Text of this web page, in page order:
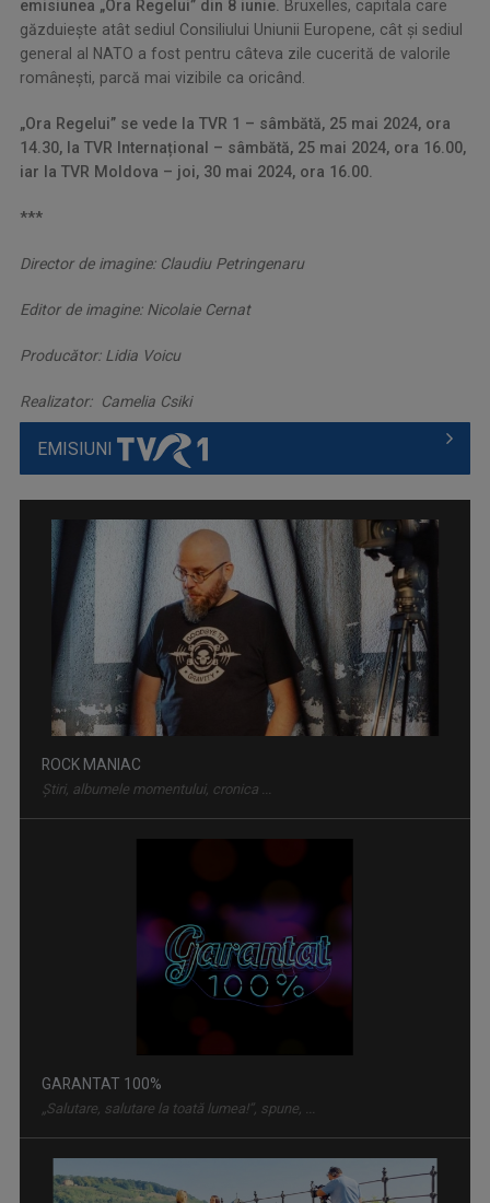
emisiunea „Ora Regelui” din 8 iunie.
Bruxelles, capitala care
găzduiește atât sediul Consiliului Uniunii Europene, cât și sediul
general al NATO a fost pentru câteva zile cucerită de valorile
românești, parcă mai vizibile ca oricând.
„Ora Regelui” se vede la TVR 1 – sâmbătă, 25 mai 2024, ora
14.30, la TVR Internațional – sâmbătă, 25 mai 2024, ora 16.00,
iar la TVR Moldova – joi, 30 mai 2024, ora 16.00.
***
Director de imagine: Claudiu Petringenaru
Editor de imagine: Nicolaie Cernat
Producător: Lidia Voicu
Realizator: Camelia Csiki
EMISIUNI
ROCK MANIAC
Știri, albumele momentului, cronica ...
GARANTAT 100%
„Salutare, salutare la toată lumea!”, spune, ...